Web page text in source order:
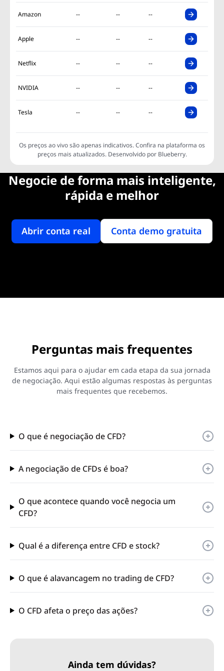
Amazon -- -- --
Apple -- -- --
Netflix -- -- --
NVIDIA -- -- --
Tesla -- -- --
Os preços ao vivo são apenas indicativos. Confira na plataforma os
preços mais atualizados. Desenvolvido por Blueberry.
Negocie de forma mais inteligente,
rápida e melhor
Abrir conta real Conta demo gratuita
Perguntas mais frequentes
Estamos aqui para o ajudar em cada etapa da sua jornada
de negociação. Aqui estão algumas respostas às perguntas
mais frequentes que recebemos.
O que é negociação de CFD?
A negociação de CFDs é boa?
O que acontece quando você negocia um
CFD?
Qual é a diferença entre CFD e stock?
O que é alavancagem no trading de CFD?
O CFD afeta o preço das ações?
Ainda tem dúvidas?